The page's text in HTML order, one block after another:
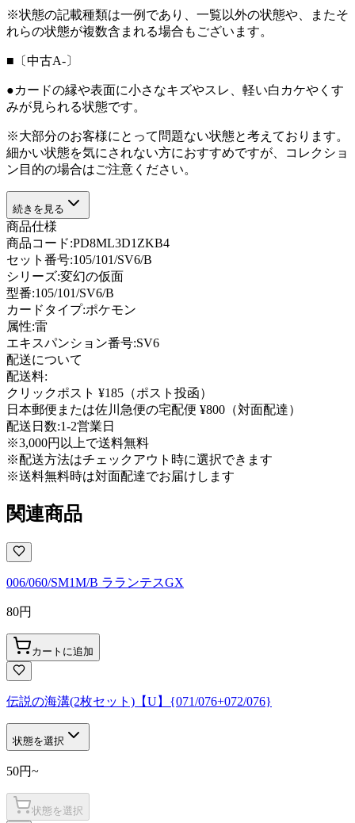
※状態の記載種類は一例であり、一覧以外の状態や、またそ
れらの状態が複数含まれる場合もございます。
■〔中古A-〕
●カードの縁や表面に小さなキズやスレ、軽い白カケやくす
みが見られる状態です。
※大部分のお客様にとって問題ない状態と考えております。
細かい状態を気にされない方におすすめですが、コレクショ
ン目的の場合はご注意ください。
続きを見る
商品仕様
商品コード:PD8ML3D1ZKB4
セット番号:105/101/SV6/B
シリーズ:変幻の仮面
型番:105/101/SV6/B
カードタイプ:ポケモン
属性:雷
エキスパンション番号:SV6
配送について
配送料:
クリックポスト ¥185（ポスト投函）
日本郵便または佐川急便の宅配便 ¥800（対面配達）
配送日数:1-2営業日
※3,000円以上で送料無料
※配送方法はチェックアウト時に選択できます
※送料無料時は対面配達でお届けします
関連商品
006/060/SM1M/B ラランテスGX
80円
カートに追加
伝説の海溝(2枚セット)【U】{071/076+072/076}
状態を選択
50円~
状態を選択